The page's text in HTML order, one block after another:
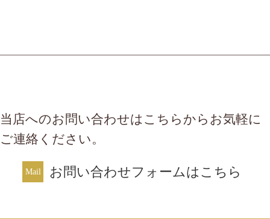
朝倉米を使用しています。
当店へのお問い合わせはこちらからお気軽に
ご連絡ください。
お問い合わせフォームはこちら